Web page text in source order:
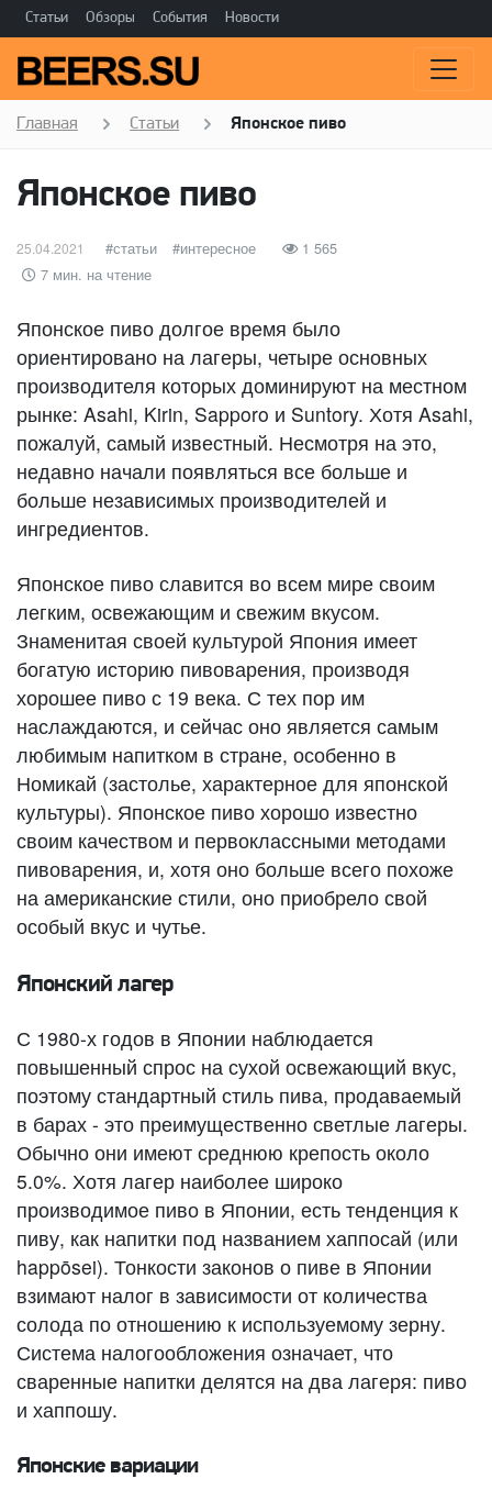
Статьи Обзоры События Новости
Главная Статьи Японское пиво
Японское пиво
Опубликовано
25.04.2021 категории
статьи Метки
интересное
1 565
7 мин. на чтение
Японское пиво долгое время было
ориентировано на лагеры, четыре основных
производителя которых доминируют на местном
рынке: Asahi, Kirin, Sapporo и Suntory. Хотя Asahi,
пожалуй, самый известный. Несмотря на это,
недавно начали появляться все больше и
больше независимых производителей и
ингредиентов.
Японское пиво славится во всем мире своим
легким, освежающим и свежим вкусом.
Знаменитая своей культурой Япония имеет
богатую историю пивоварения, производя
хорошее пиво с 19 века. С тех пор им
наслаждаются, и сейчас оно является самым
любимым напитком в стране, особенно в
Номикай (застолье, характерное для японской
культуры). Японское пиво хорошо известно
своим качеством и первоклассными методами
пивоварения, и, хотя оно больше всего похоже
на американские стили, оно приобрело свой
особый вкус и чутье.
Японский лагер
С 1980-х годов в Японии наблюдается
повышенный спрос на сухой освежающий вкус,
поэтому стандартный стиль пива, продаваемый
в барах - это преимущественно светлые лагеры.
Обычно они имеют среднюю крепость около
5.0%. Хотя лагер наиболее широко
производимое пиво в Японии, есть тенденция к
пиву, как напитки под названием хаппосай (или
happōsei). Тонкости законов о пиве в Японии
взимают налог в зависимости от количества
солода по отношению к используемому зерну.
Система налогообложения означает, что
сваренные напитки делятся на два лагеря: пиво
и хаппошу.
Японские вариации